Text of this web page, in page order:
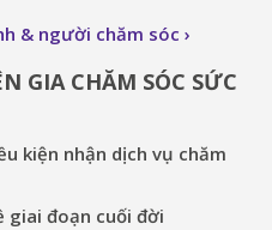
& người chăm sóc
GIA CHĂM SÓC SỨC
kiện nhận dịch vụ chăm
giai đoạn cuối đời